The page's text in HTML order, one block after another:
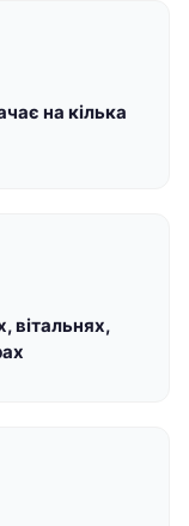
на кілька
вітальнях,